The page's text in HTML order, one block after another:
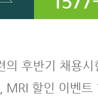
의 후반기 채용
MRI 할인 이벤트